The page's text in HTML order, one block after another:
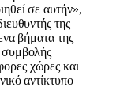
σε αυτήν»,
της
βήματα της
συμβολής
χώρες και
αντίκτυπο